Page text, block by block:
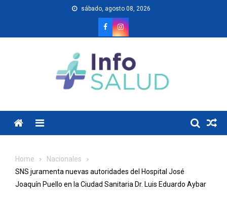
sábado, agosto 08, 2026
Menu
Home
Nacionales
SNS juramenta nuevas autoridades del Hospital José
Joaquín Puello en la Ciudad Sanitaria Dr. Luis Eduardo Aybar